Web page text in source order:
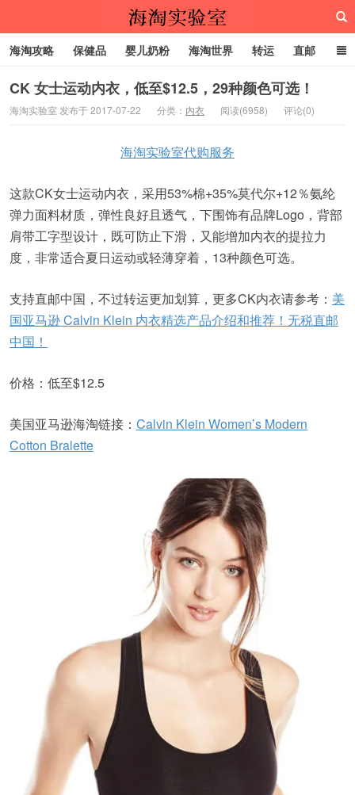
海淘攻略 保健品 婴儿奶粉 海淘世界 转运 直邮
代购服务
CK 女士运动内衣，低至$12.5，29种颜色可选！
海淘实验室 发布于 2017-07-22 分类： 内衣 阅读(6958) 评论(0)
海淘实验室代购服务
这款CK女士运动内衣，采用53%棉+35%莫代尔+12％氨纶
弹力面料材质，弹性良好且透气，下围饰有品牌Logo，背部
肩带工字型设计，既可防止下滑，又能增加内衣的提拉力
度，非常适合夏日运动或轻薄穿着，13种颜色可选。
支持直邮中国，不过转运更加划算，更多CK内衣请参考： 美
国亚马逊 Calvin Klein 内衣精选产品介绍和推荐！无税直邮
中国！
价格：低至$12.5
美国亚马逊海淘链接： Calvin Klein Women’s Modern
Cotton Bralette